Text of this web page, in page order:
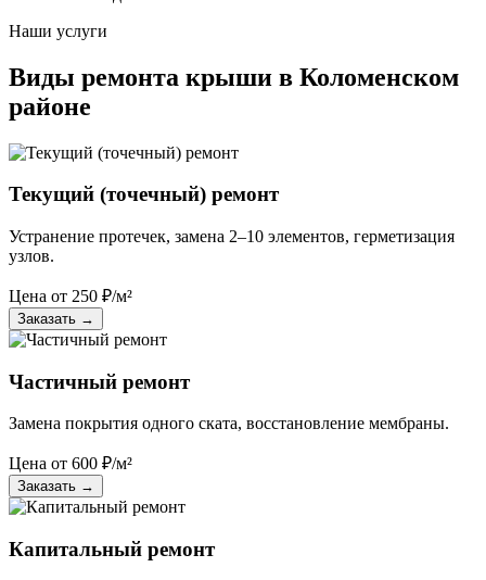
Наши услуги
Виды ремонта крыши в Коломенском
районе
Текущий (точечный) ремонт
Устранение протечек, замена 2–10 элементов, герметизация
узлов.
Цена от 250 ₽/м²
Заказать →
Частичный ремонт
Замена покрытия одного ската, восстановление мембраны.
Цена от 600 ₽/м²
Заказать →
Капитальный ремонт